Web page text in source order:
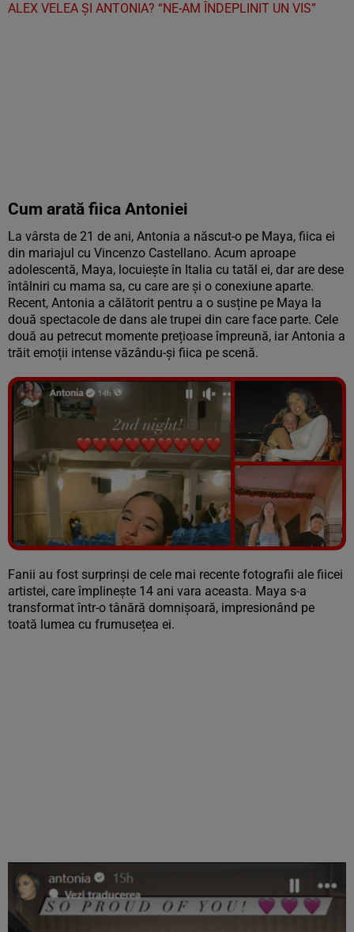
ALEX VELEA ȘI ANTONIA? “NE-AM ÎNDEPLINIT UN VIS”
Cum arată fiica Antoniei
La vârsta de 21 de ani, Antonia a născut-o pe Maya, fiica ei
din mariajul cu Vincenzo Castellano. Acum aproape
adolescentă, Maya, locuiește în Italia cu tatăl ei, dar are dese
întâlniri cu mama sa, cu care are și o conexiune aparte.
Recent, Antonia a călătorit pentru a o susține pe Maya la
două spectacole de dans ale trupei din care face parte. Cele
două au petrecut momente prețioase împreună, iar Antonia a
trăit emoții intense văzându-și fiica pe scenă.
Vezi galeria foto
21 poze
Fanii au fost surprinși de cele mai recente fotografii ale fiicei
artistei, care împlinește 14 ani vara aceasta. Maya s-a
transformat într-o tânără domnișoară, impresionând pe
toată lumea cu frumusețea ei.